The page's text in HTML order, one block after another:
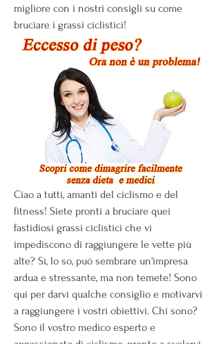
migliore con i nostri consigli su come
bruciare i grassi ciclistici!
Ciao a tutti, amanti del ciclismo e del
fitness! Siete pronti a bruciare quei
fastidiosi grassi ciclistici che vi
impediscono di raggiungere le vette più
alte? Sì, lo so, può sembrare un'impresa
ardua e stressante, ma non temete! Sono
qui per darvi qualche consiglio e motivarvi
a raggiungere i vostri obiettivi. Chi sono?
Sono il vostro medico esperto e